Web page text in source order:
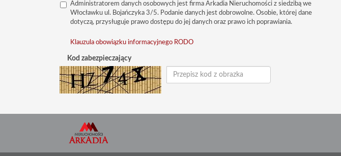
Administratorem danych osobowych jest firma Arkadia Nieruchomości z siedzibą we
Włocławku ul. Bojańczyka 3/5. Podanie danych jest dobrowolne. Osobie, której dane
dotyczą, przysługuje prawo dostępu do jej danych oraz prawo ich poprawiania.
Klauzula obowiązku informacyjnego RODO
Kod zabezpieczający